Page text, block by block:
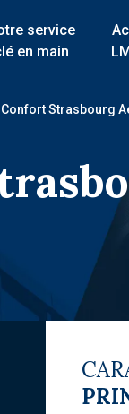
service
en main
Strasbourg